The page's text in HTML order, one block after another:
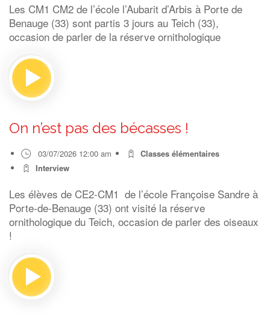
Les CM1 CM2 de l’école l’Aubarit d’Arbis à Porte de
Benauge (33) sont partis 3 jours au Teich (33),
occasion de parler de la réserve ornithologique
On n’est pas des bécasses !
03/07/2026 12:00 am
Classes élémentaires
Interview
Les élèves de CE2-CM1 de l’école Françoise Sandre à
Porte-de-Benauge (33) ont visité la réserve
ornithologique du Teich, occasion de parler des oiseaux
!